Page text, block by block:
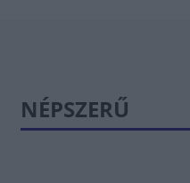
NÉPSZERŰ